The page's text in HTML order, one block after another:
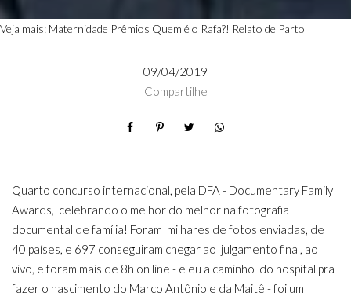
Veja mais: Maternidade Prêmios Quem é o Rafa?! Relato de Parto
09/04/2019
Compartilhe
Quarto concurso internacional, pela DFA - Documentary Family
Awards, celebrando o melhor do melhor na fotografia
documental de família! Foram milhares de fotos enviadas, de
40 países, e 697 conseguiram chegar ao julgamento final, ao
vivo, e foram mais de 8h on line - e eu a caminho do hospital pra
fazer o nascimento do Marco Antônio e da Maitê - foi um